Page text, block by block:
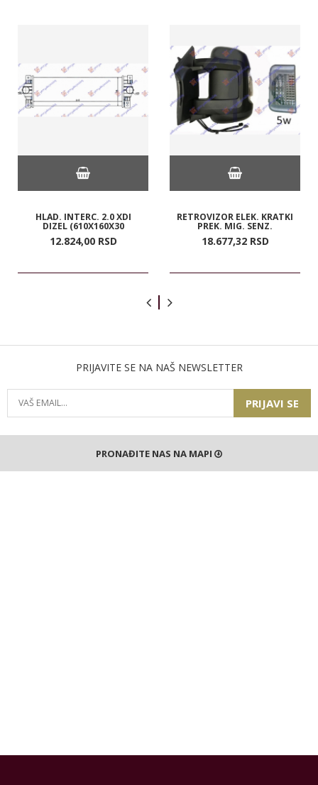
HLAD. INTERC. 2.0 XDI
DIZEL (610X160X30
12.824,00 RSD
RETROVIZOR ELEK. KRATKI
PREK. MIG. SENZ.
18.677,32 RSD
PRIJAVITE SE NA NAŠ NEWSLETTER
PRIJAVI SE
PRONAĐITE NAS NA MAPI